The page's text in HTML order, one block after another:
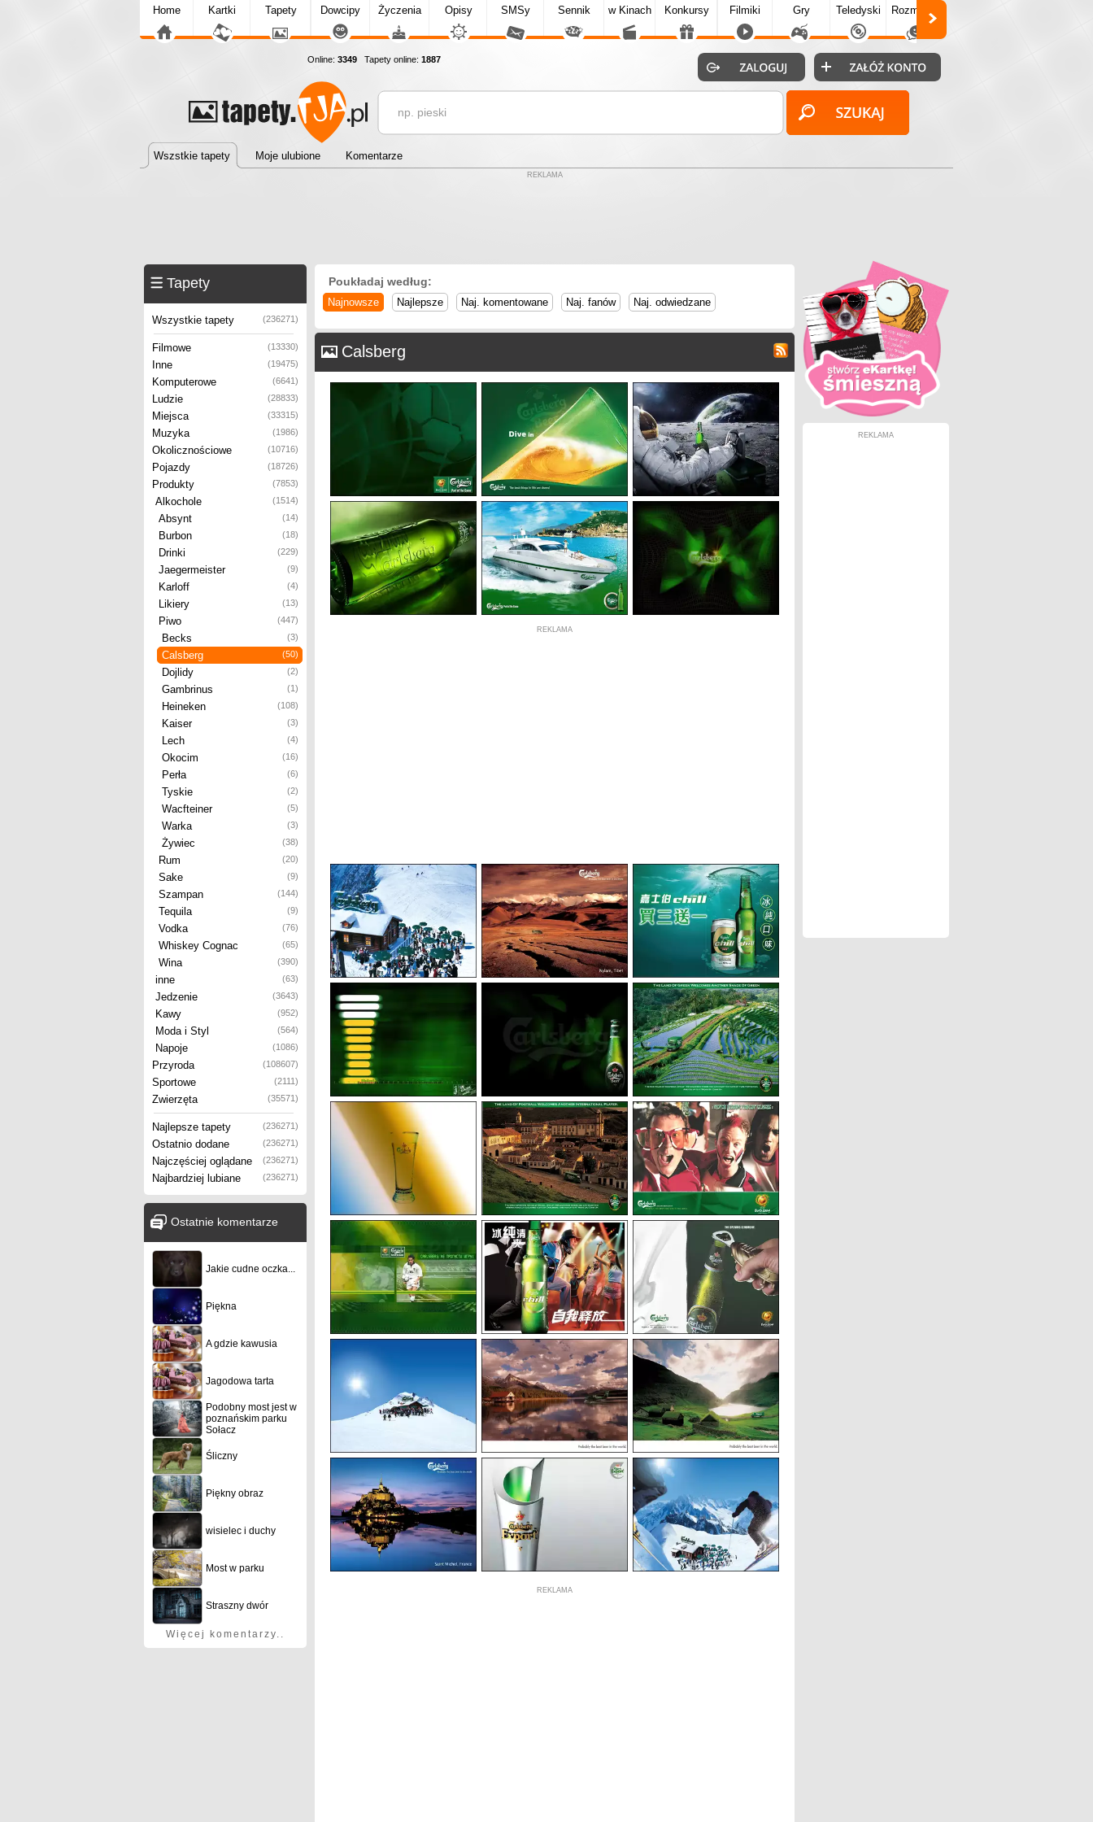
Home Kartki Tapety Dowcipy Życzenia Opisy SMSy Sennik w Kinach Konkursy Filmiki Gry Teledyski Rozmówki
Online: 3349 Tapety online: 1887
Wszstkie tapety Moje ulubione Komentarze
REKLAMA
Tapety
Wszystkie tapety (236271)
Filmowe (13330)
Inne (19475)
Komputerowe (6641)
Ludzie (28833)
Miejsca (33315)
Muzyka (1986)
Okolicznościowe (10716)
Pojazdy (18726)
Produkty (7853)
Alkochole (1514)
Absynt (14)
Burbon (18)
Drinki (229)
Jaegermeister (9)
Karloff (4)
Likiery (13)
Piwo (447)
Becks (3)
Calsberg (50)
Dojlidy (2)
Gambrinus (1)
Heineken (108)
Kaiser (3)
Lech (4)
Okocim (16)
Perła (6)
Tyskie (2)
Wacfteiner (5)
Warka (3)
Żywiec (38)
Rum (20)
Sake (9)
Szampan (144)
Tequila (9)
Vodka (76)
Whiskey Cognac (65)
Wina (390)
inne (63)
Jedzenie (3643)
Kawy (952)
Moda i Styl (564)
Napoje (1086)
Przyroda (108607)
Sportowe (2111)
Zwierzęta (35571)
Najlepsze tapety (236271)
Ostatnio dodane (236271)
Najczęściej oglądane (236271)
Najbardziej lubiane (236271)
Ostatnie komentarze
Jakie cudne oczka...
Piękna
A gdzie kawusia
Jagodowa tarta
Podobny most jest w
poznańskim parku
Sołacz
Śliczny
Piękny obraz
wisielec i duchy
Most w parku
Straszny dwór
Więcej komentarzy..
Poukładaj według:
Najnowsze Najlepsze Naj. komentowane Naj. fanów Naj. odwiedzane
Calsberg
REKLAMA
REKLAMA
REKLAMA